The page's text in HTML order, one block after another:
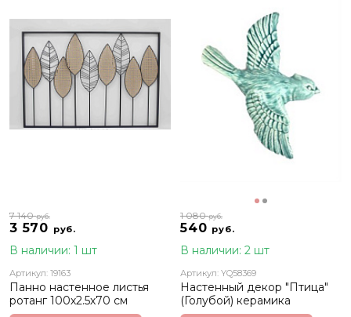
3 570 руб.
7 140руб.
В наличии: 1 шт
Артикул: 19163
Панно настенное листья
ротанг 100х2.5х70 см
540 руб.
1 080руб.
В наличии: 2 шт
Артикул: YQ58369
Настенный декор "Птица"
(Голубой) керамика